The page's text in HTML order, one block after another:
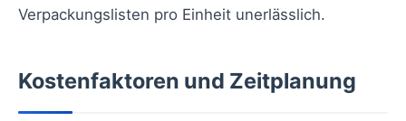
Verpackungslisten pro Einheit unerlässlich.
Kostenfaktoren und Zeitplanung